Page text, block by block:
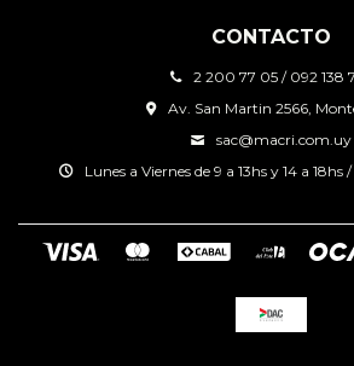
CONTACTO
2 200 77 05 / 092 138
Av. San Martin 2566,
sac@macri.com.uy
Lunes a Viernes de 9 a 13hs y 14 a 18hs